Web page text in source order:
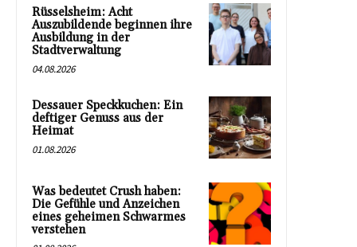
Rüsselsheim: Acht
Auszubildende beginnen ihre
Ausbildung in der
Stadtverwaltung
04.08.2026
Dessauer Speckkuchen: Ein
deftiger Genuss aus der
Heimat
01.08.2026
Was bedeutet Crush haben:
Die Gefühle und Anzeichen
eines geheimen Schwarmes
verstehen